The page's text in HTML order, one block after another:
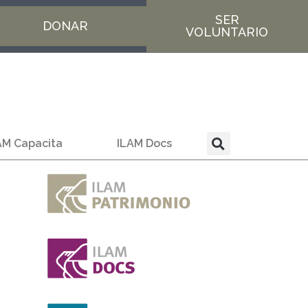
DONAR
SER
VOLUNTARIO
Capacita ILAM Docs